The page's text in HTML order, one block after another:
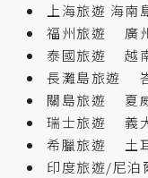
上海旅遊 海南
福州旅遊
廣
泰國旅遊
越
長灘島旅遊
關島旅遊
夏
瑞士旅遊
義
希臘旅遊
土
印度旅遊/尼